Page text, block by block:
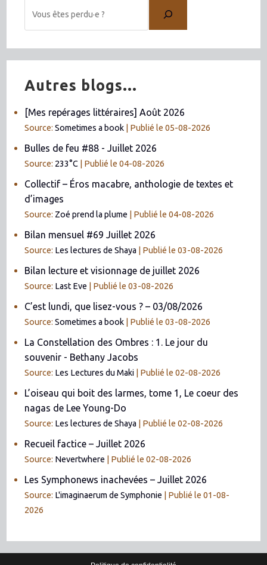
Autres blogs...
[Mes repérages littéraires] Août 2026
Source:Sometimes a book Publié le 05-08-2026
Bulles de feu #88 - Juillet 2026
Source: 233°C Publié le 04-08-2026
Collectif – Éros macabre, anthologie de textes et
d’images
Source: Zoé prend la plume Publié le 04-08-2026
Bilan mensuel #69 Juillet 2026
Source: Les lectures de Shaya Publié le 03-08-2026
Bilan lecture et visionnage de juillet 2026
Source: Last Eve Publié le 03-08-2026
C’est lundi, que lisez-vous ? – 03/08/2026
Source:Sometimes a book Publié le 03-08-2026
La Constellation des Ombres : 1. Le jour du
souvenir - Bethany Jacobs
Source: Les Lectures du Maki Publié le 02-08-2026
L’oiseau qui boit des larmes, tome 1, Le coeur des
nagas de Lee Young-Do
Source: Les lectures de Shaya Publié le 02-08-2026
Recueil factice – Juillet 2026
Source: Nevertwhere Publié le 02-08-2026
Les Symphonews inachevées – Juillet 2026
Source: L'imaginaerum de Symphonie
Publié le 01-08-
2026